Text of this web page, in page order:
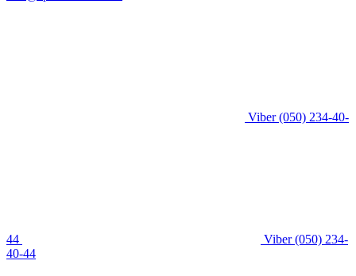
Viber(050) 234-40-
44 Viber(050) 234-
40-44